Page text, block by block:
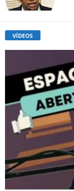
VÍDEOS